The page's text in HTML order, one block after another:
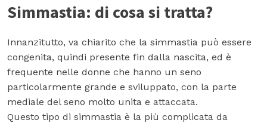
Simmastia: di cosa si tratta?
Innanzitutto, va chiarito che la simmastia può essere
congenita, quindi presente fin dalla nascita, ed è
frequente nelle donne che hanno un seno
particolarmente grande e sviluppato, con la parte
mediale del seno molto unita e attaccata.
Questo tipo di simmastia è la più complicata da